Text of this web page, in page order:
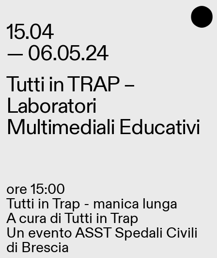
⬤
15.04
— 06.05.24
Tutti in TRAP –
Laboratori
Multimediali Educativi
ore 15:00
Tutti in Trap - manica lunga
A cura di Tutti in Trap
Un evento ASST Spedali Civili
di Brescia